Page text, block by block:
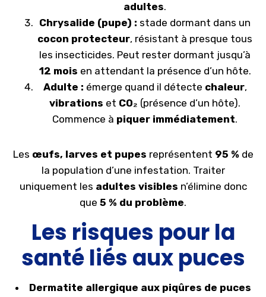
adultes.
Chrysalide (pupe) : stade dormant dans un
cocon protecteur, résistant à presque tous
les insecticides. Peut rester dormant jusqu’à
12 mois en attendant la présence d’un hôte.
Adulte : émerge quand il détecte chaleur,
vibrations et CO₂ (présence d’un hôte).
Commence à piquer immédiatement.
Les œufs, larves et pupes représentent 95 % de
la population d’une infestation. Traiter
uniquement les adultes visibles n’élimine donc
que 5 % du problème.
Les risques pour la
santé liés aux puces
Dermatite allergique aux piqûres de puces